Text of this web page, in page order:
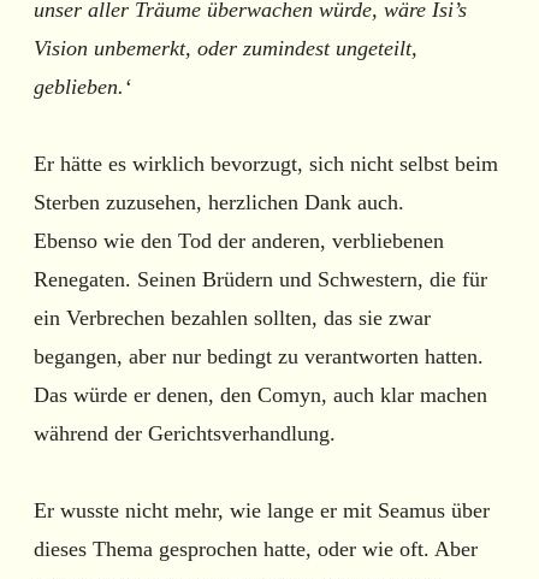
unser aller Träume überwachen würde, wäre Isi’s
Vision unbemerkt, oder zumindest ungeteilt,
geblieben.‘
Er hätte es wirklich bevorzugt, sich nicht selbst beim
Sterben zuzusehen, herzlichen Dank auch.
Ebenso wie den Tod der anderen, verbliebenen
Renegaten. Seinen Brüdern und Schwestern, die für
ein Verbrechen bezahlen sollten, das sie zwar
begangen, aber nur bedingt zu verantworten hatten.
Das würde er denen, den Comyn, auch klar machen
während der Gerichtsverhandlung.
Er wusste nicht mehr, wie lange er mit Seamus über
dieses Thema gesprochen hatte, oder wie oft. Aber